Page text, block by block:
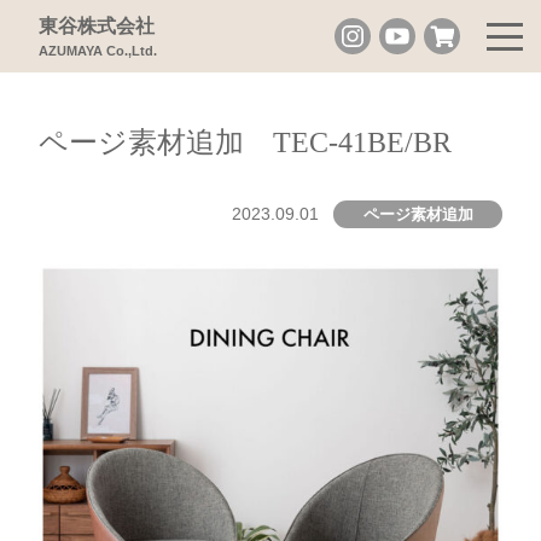
東谷株式会社
AZUMAYA Co.,Ltd.
ページ素材追加 TEC-41BE/BR
2023.09.01 ページ素材追加